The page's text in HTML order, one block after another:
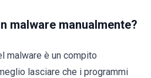
malware manualmente?
malware è un compito
lasciare che i programmi